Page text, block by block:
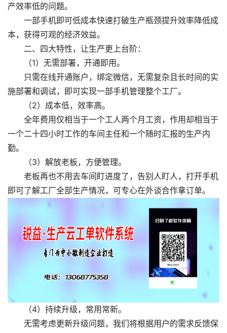
产效率低的问题。
一部手机即可低成本快速打破生产瓶颈提升效率降低成
本，获得可观的经济效益。
二、四大特性，让生产更上台阶：
（1）无需部署，开通即用。
只需在线开通账户，绑定微信，无需复杂且长时间的实
施部署和调试，即可实现一部手机管理整个工厂。
（2）成本低，效率高。
全年费用仅相当于一个工人两个月工资，作用却相当于
一个二十四小时工作的车间主任和一个随时汇报的生产内
勤。
（3）解放老板，方便管理。
老板再也不用去车间盯进度了，告别人盯人，打开手机
即可了解工厂全部生产情况，可专心在外谈合作拿订单。
（4）持续升级，常用常新。
无需考虑更新升级问题，我们将根据用户的需求反馈保